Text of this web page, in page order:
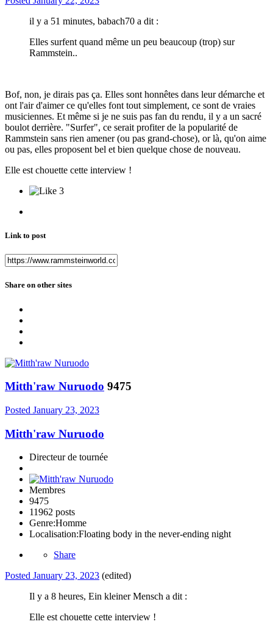
il y a 51 minutes, babach70 a dit :
Elles surfent quand même un peu beaucoup (trop) sur
Rammstein..
Bof, non, je dirais pas ça. Elles sont honnêtes dans leur démarche et
ont l'air d'aimer ce qu'elles font tout simplement, ce sont de vraies
musiciennes. Et même si je ne suis pas fan du rendu, il y a un sacré
boulot derrière. "Surfer", ce serait profiter de la popularité de
Rammstein sans rien amener (ou pas grand-chose), or là, qu'on aime
ou pas, elles proposent bel et bien quelque chose de nouveau.
Elle est chouette cette interview !
3
Link to post
Share on other sites
Mitth'raw Nuruodo 9475
Posted January 23, 2023
Mitth'raw Nuruodo
Directeur de tournée
Membres
9475
11962 posts
Genre:Homme
Localisation:Floating body in the never-ending night
Share
Posted January 23, 2023 (edited)
Il y a 8 heures, Ein kleiner Mensch a dit :
Elle est chouette cette interview !